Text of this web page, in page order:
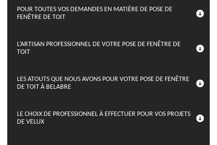
POUR TOUTES VOS DEMANDES EN MATIÈRE DE POSE DE
FENÊTRE DE TOIT
L’ARTISAN PROFESSIONNEL DE VOTRE POSE DE FENÊTRE DE
TOIT
LES ATOUTS QUE NOUS AVONS POUR VOTRE POSE DE FENÊTRE
DE TOIT À BELABRE
LE CHOIX DE PROFESSIONNEL À EFFECTUER POUR VOS PROJETS
DE VELUX